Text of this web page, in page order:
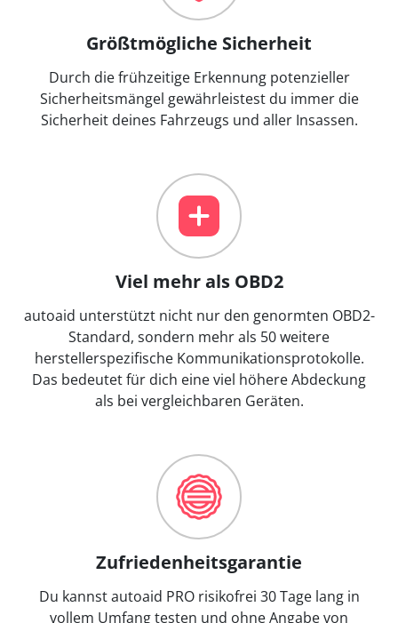
Größtmögliche Sicherheit
Durch die frühzeitige Erkennung potenzieller
Sicherheitsmängel gewährleistest du immer die
Sicherheit deines Fahrzeugs und aller Insassen.
Viel mehr als OBD2
autoaid unterstützt nicht nur den genormten OBD2-
Standard, sondern mehr als 50 weitere
herstellerspezifische Kommunikationsprotokolle.
Das bedeutet für dich eine viel höhere Abdeckung
als bei vergleichbaren Geräten.
Zufriedenheitsgarantie
Du kannst autoaid PRO risikofrei 30 Tage lang in
vollem Umfang testen und ohne Angabe von